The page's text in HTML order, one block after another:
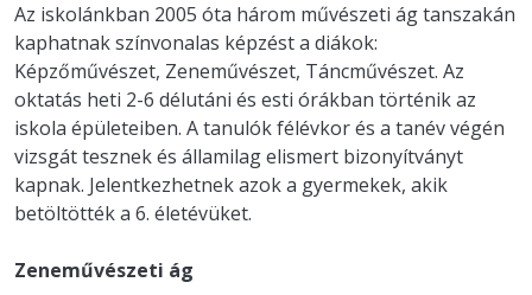
Az iskolánkban 2005 óta három művészeti ág tanszakán
kaphatnak színvonalas képzést a diákok:
Képzőművészet, Zeneművészet, Táncművészet. Az
oktatás heti 2-6 délutáni és esti órákban történik az
iskola épületeiben. A tanulók félévkor és a tanév végén
vizsgát tesznek és államilag elismert bizonyítványt
kapnak. Jelentkezhetnek azok a gyermekek, akik
betöltötték a 6. életévüket.
Zeneművészeti ág